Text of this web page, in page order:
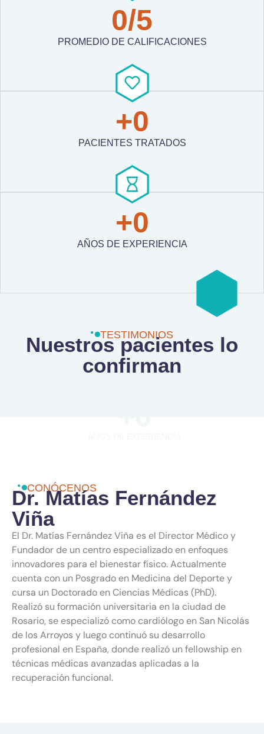
PROMEDIO DE CALIFICACIONES
0/5
PACIENTES TRATADOS
+0
AÑOS DE EXPERIENCIA
+0
TESTIMONIOS
Nuestros pacientes lo
confirman
CONÓCENOS
Dr. Matías Fernández
Viña
El Dr. Matías FernándezViña es el Director Médicoy
Fundador de un centro especializado en enfoques
innovadores para el bienestarfísico.Actualmente
cuenta con un Posgrado en Medicina del Deportey
cursa un Doctorado enCiencias Médicas (PhD).
Realizó su formación universitaria en la ciudad de
Rosario, se especializó como cardiólogo en San Nicolás
de losArroyosy luego continuó su desarrollo
profesional en España, donde realizó unfellowship en
técnicas médicas avanzadas aplicadas a la
recuperaciónfuncional.